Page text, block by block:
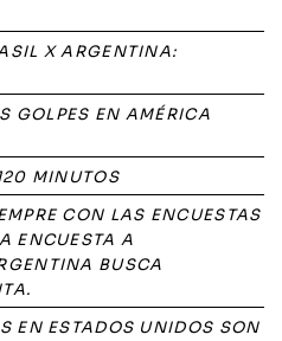
X ARGENTINA:
GOLPES EN AMÉRICA
MINUTOS
CON LAS ENCUESTAS
ENCUESTA A
BUSCA
EN ESTADOS UNIDOS SON